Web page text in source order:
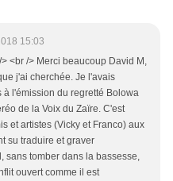
15:03
<br /> Merci beaucoup David M,
j'ai cherchée. Je l'avais
l'émission du regretté Bolowa
de la Voix du Zaïre. C'est
et artistes (Vicky et Franco) aux
su traduire et graver
sans tomber dans la bassesse,
ouvert comme il est